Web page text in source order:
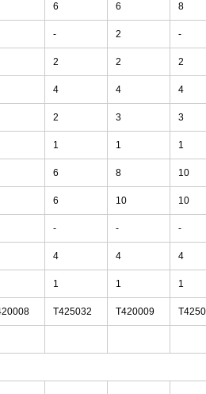
6 6 8
- 2 -
2 2 2
4 4 4
2 3 3
1 1 1
6 8 10
6 10 10
- - -
4 4 4
1 1 1
T425032 T420009